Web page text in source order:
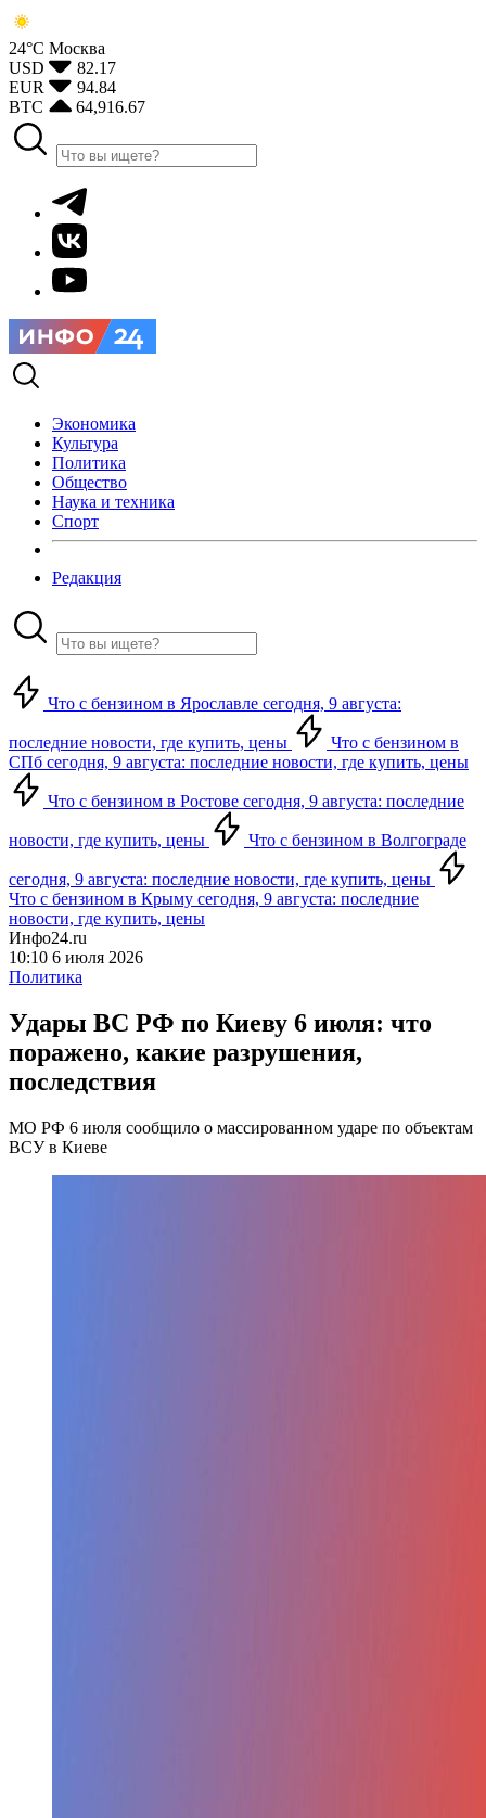
24°С Москва
USD
82.17
EUR
94.84
BTC
64,916.67
Экономика
Культура
Политика
Общество
Наука и техника
Спорт
Редакция
Что с бензином в Ярославле сегодня, 9 августа:
последние новости, где купить, цены
Что с бензином в
СПб сегодня, 9 августа: последние новости, где купить, цены
Что с бензином в Ростове сегодня, 9 августа: последние
новости, где купить, цены Что с бензином в Волгограде
сегодня, 9 августа: последние новости, где купить, цены
Что с бензином в Крыму сегодня, 9 августа: последние
новости, где купить, цены
Инфо24.ru
10:10 6 июля 2026
Политика
Удары ВС РФ по Киеву 6 июля: что
поражено, какие разрушения,
последствия
МО РФ 6 июля сообщило о массированном ударе по объектам
ВСУ в Киеве